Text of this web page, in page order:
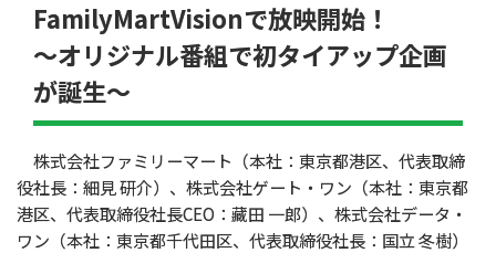
FamilyMartVisionで放映開始！
～オリジナル番組で初タイアップ企画
が誕生～
株式会社ファミリーマート（本社：東京都港区、代表取締
役社長：細見 研介）、株式会社ゲート・ワン（本社：東京都
港区、代表取締役社長CEO：藏田 一郎）、株式会社データ・
ワン（本社：東京都千代田区、代表取締役社長：国立 冬樹）